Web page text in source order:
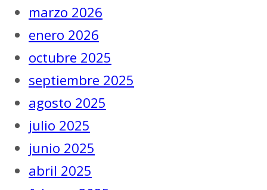
marzo 2026
enero 2026
octubre 2025
septiembre 2025
agosto 2025
julio 2025
junio 2025
abril 2025